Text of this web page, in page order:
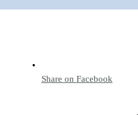
Share on Facebook